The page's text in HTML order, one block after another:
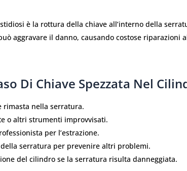
è la rottura della chiave all’interno della
aggravare il danno, causando costose riparazioni
Di Chiave Spezzata Nel
rimasta nella serratura.
o altri strumenti improvvisati.
per l’estrazione.
serratura per prevenire altri problemi.
del cilindro se la serratura risulta danneggiata.